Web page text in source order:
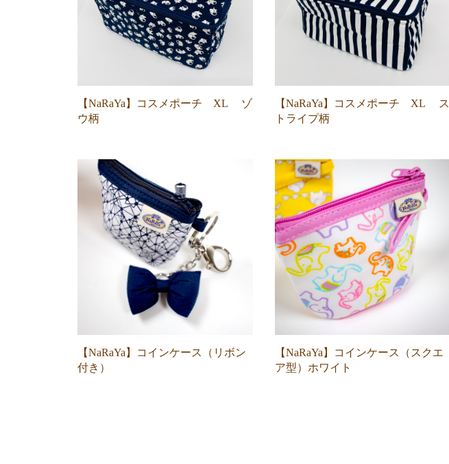
【NaRaYa】コスメポーチ XL ゾ
ウ柄
【NaRaYa】コスメポーチ XL ス
トライプ柄
【NaRaYa】コインケース（リボン
付き）
【NaRaYa】コインケース（スクエ
ア型）ホワイト